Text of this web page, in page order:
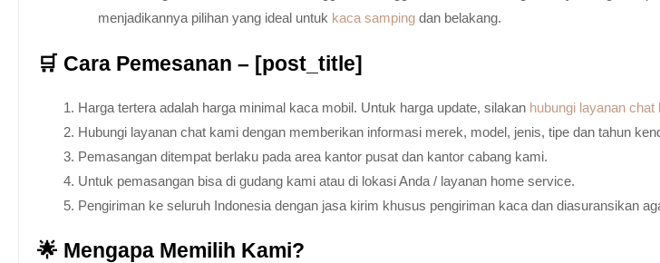
menjadikannya pilihan yang ideal untuk kaca samping dan belakang.
🛒 Cara Pemesanan – [post_title]
Harga tertera adalah harga minimal kaca mobil. Untuk harga update, silakan hubungi layanan chat
Hubungi layanan chat kami dengan memberikan informasi merek, model, jenis, tipe dan tahun
Pemasangan ditempat berlaku pada area kantor pusat dan kantor cabang kami.
Untuk pemasangan bisa di gudang kami atau di lokasi Anda / layanan home service.
Pengiriman ke seluruh Indonesia dengan jasa kirim khusus pengiriman kaca dan diasuransikan
🌟 Mengapa Memilih Kami?